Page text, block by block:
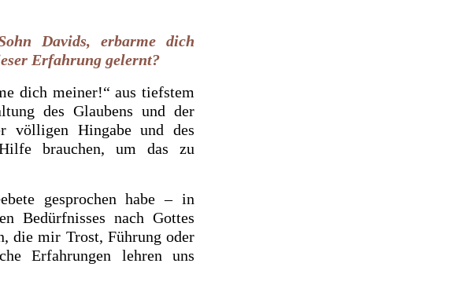
Davids, erbarme dich
Erfahrung gelernt?
dich meiner!“ aus tiefstem
des Glaubens und der
völligen Hingabe und des
brauchen, um das zu
gesprochen habe – in
Bedürfnisses nach Gottes
die mir Trost, Führung oder
Erfahrungen lehren uns